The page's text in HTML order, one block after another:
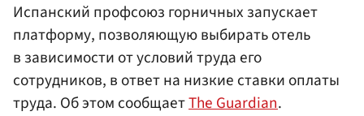
Испанский профсоюз горничных запускает
платформу, позволяющую выбирать отель
в зависимости от условий труда его
сотрудников, в ответ на низкие ставки оплаты
труда. Об этом сообщаетThe Guardian.